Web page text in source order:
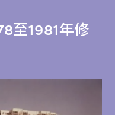
至1981年修